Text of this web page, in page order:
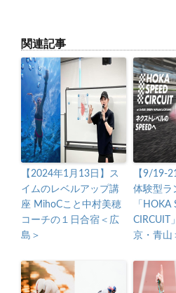
関連記事
【2024年1月13日】ス
イムのレベルアップ講
座 MihoCこと中村美穂
コーチの１日合宿＜広
島＞
【9/19-
体験型ラ
「HOKA
CIRCUIT
京・青山